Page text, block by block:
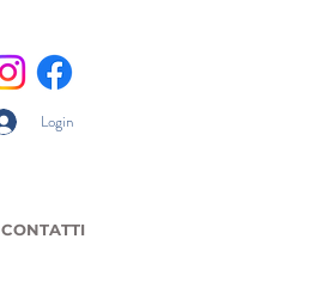
Login
CONTATTI